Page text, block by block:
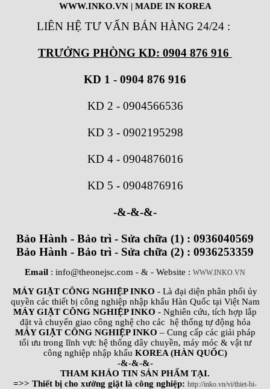
WWW.INKO.VN| MADE IN KOREA
LIÊN HỆ TƯ VẤN BÁN HÀNG 24/24 :
TRƯỞNG PHÒNG KD: 0904 876 916
KD 1 - 0904 876 916
KD 2 - 0904566536
KD 3 - 0902195298
KD 4 - 0904876016
KD 5 - 0904876916
-&-&-&-
Bảo Hành - Bảo trì - Sửa chữa (1) : 0936040569
Bảo Hành - Bảo trì - Sửa chữa (2) : 0936253359
Email : info@theonejsc.com - & - Website : WWW.INKO.VN
MÁY GIẶT CÔNG NGHIỆP INKO - Là đại diện phân phối ủy
quyền các thiết bị công nghiệp nhập khẩu Hàn Quốc tại Việt Nam
MÁY GIẶT CÔNG NGHIỆP INKO - Nghiên cứu, tích hợp lắp
đặt và chuyển giao công nghệ cho các hệ thống tự động hóa
MÁY GIẶT CÔNG NGHIỆP INKO – Cung cấp các giải pháp
tối ưu trong lĩnh vực hệ thống dây chuyền, máy móc & vật tư
công nghiệp nhập khẩu KOREA (HÀN QUỐC)
-&-&-&-
THAM KHẢO TIN SẢN PHẨM TẠI.
=>> Thiết bị cho xưởng giặt là công nghiệp: http://inko.vn/vi/thiet-bi-